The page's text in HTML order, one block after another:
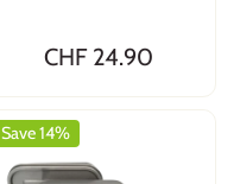
CHF 24.90
Save 14%